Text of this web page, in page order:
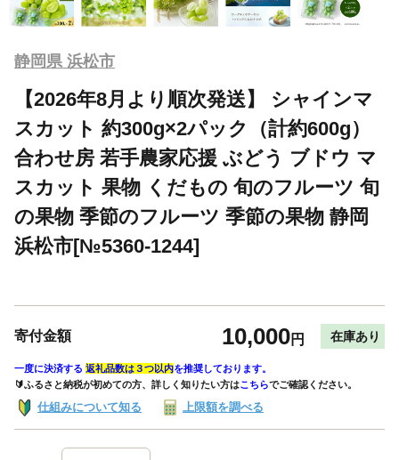
静岡県 浜松市
【2026年8月より順次発送】 シャインマ
スカット 約300g×2パック（計約600g）
合わせ房 若手農家応援 ぶどう ブドウ マ
スカット 果物 くだもの 旬のフルーツ 旬
の果物 季節のフルーツ 季節の果物 静岡
浜松市[№5360-1244]
寄付金額 10,000円 在庫あり
一度に決済する 返礼品数は３つ以内を推奨しております。
🔰ふるさと納税が初めての方、詳しく知りたい方はこちらでご確認ください。
仕組みについて知る 上限額を調べる